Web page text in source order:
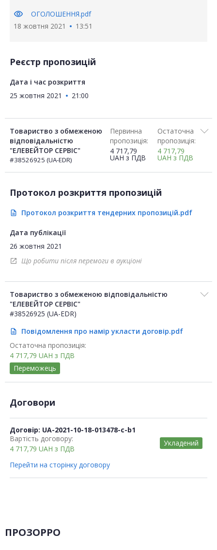
visibility
ОГОЛОШЕННЯ.pdf
18 жовтня 2021
13:51
Реєстр пропозицій
Дата і час розкриття
25 жовтня 2021
21:00
Товариство з обмеженою
відповідальністю
"ЕЛЕВЕЙТОР СЕРВІС"
#38526925 (UA-EDR)
Первинна
пропозиція:
4 717,79
UAH з ПДВ
Остаточна
пропозиція:
4 717,79
UAH з ПДВ
Протокол розкриття пропозицій
description Протокол розкриття тендерних пропозицій.pdf
Дата публікації
26 жовтня 2021
open_in_new Що робити після перемоги в аукціоні
Товариство з обмеженою відповідальністю
"ЕЛЕВЕЙТОР СЕРВІС"
#38526925 (UA-EDR)
description
Повідомлення про намір укласти договір.pdf
Остаточна пропозиція:
4 717,79 UAH з ПДВ
Переможець
Договори
Договір: UA-2021-10-18-013478-c-b1
Вартість договору:
4 717,79 UAH з ПДВ
Укладений
Перейти на сторінку договору
ПРОЗОРРО